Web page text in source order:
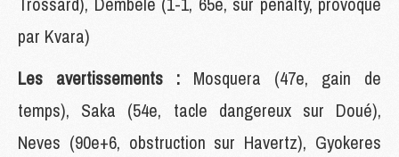
par Kvara)
Les avertissements : Mosquera (47e, gain de
temps), Saka (54e, tacle dangereux sur Doué),
Neves (90e+6, obstruction sur Havertz), Gyokeres